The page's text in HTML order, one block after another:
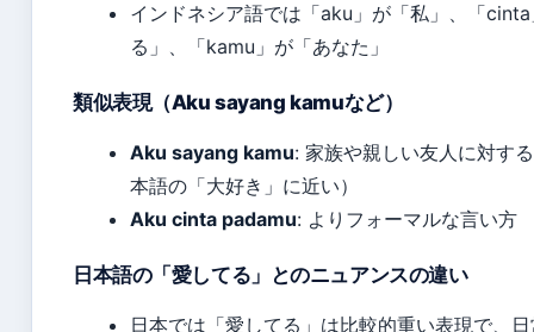
インドネシア語では「aku」が「私」、「
る」、「kamu」が「あなた」
類似表現（Aku sayang kamuなど）
Aku sayang kamu: 家族や親しい友人に対す
本語の「大好き」に近い）
Aku cinta padamu: よりフォーマルな言い方
日本語の「愛してる」とのニュアンスの違い
日本では「愛してる」は比較的重い表現で、